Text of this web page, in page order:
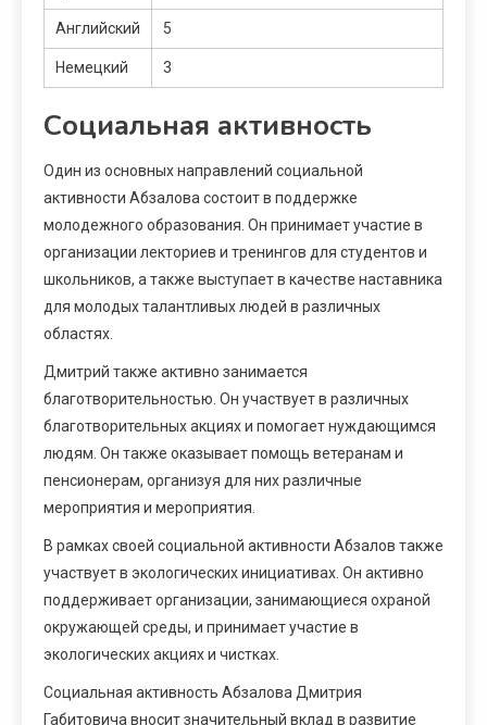
Английский 5
Немецкий 3
Социальная активность
Один из основных направлений социальной
активности Абзалова состоит в поддержке
молодежного образования. Он принимает участие в
организации лекториев и тренингов для студентов и
школьников, а также выступает в качестве наставника
для молодых талантливых людей в различных
областях.
Дмитрий также активно занимается
благотворительностью. Он участвует в различных
благотворительных акциях и помогает нуждающимся
людям. Он также оказывает помощь ветеранам и
пенсионерам, организуя для них различные
мероприятия и мероприятия.
В рамках своей социальной активности Абзалов также
участвует в экологических инициативах. Он активно
поддерживает организации, занимающиеся охраной
окружающей среды, и принимает участие в
экологических акциях и чистках.
Социальная активность Абзалова Дмитрия
Габитовича вносит значительный вклад в развитие